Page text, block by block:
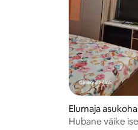
Elumaja
Hubane väike